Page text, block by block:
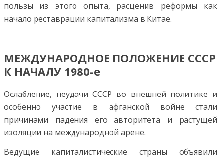
пользы из этого опыта, расценив реформы как
начало реставрации капитализма в Китае.
МЕЖДУНАРОДНОЕ ПОЛОЖЕНИЕ СССР
К НАЧАЛУ 1980-е
Ослабление, неудачи СССР во внешней политике и
особенно участие в афганской войне стали
причинами падения его авторитета и растущей
изоляции на международной арене.
Ведущие капиталистические страны объявили